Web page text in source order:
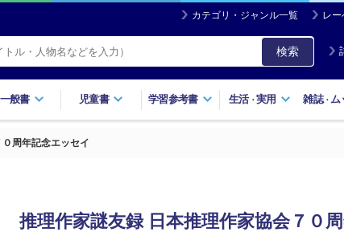
カテゴリ・ジャンル一覧 レ
検索
一般書 児童書 学習参考書 生活・実用 雑誌・ ム
周年記念エッセイ
推理作家謎友録 日本推理作家協会７０